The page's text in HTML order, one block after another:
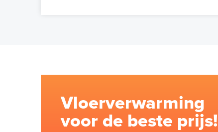
Vloerverwarming
voor de beste prijs!